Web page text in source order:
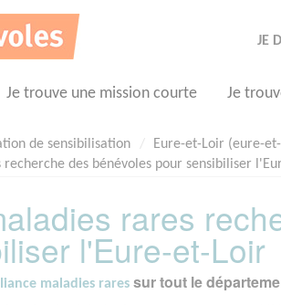
JE
Je trouve une mission courte Je
de sensibilisation Eure-et-Loir (eure-
des bénévoles pour sensibiliser
rares
l'Eure-et-Loir
maladies rares sur tout le